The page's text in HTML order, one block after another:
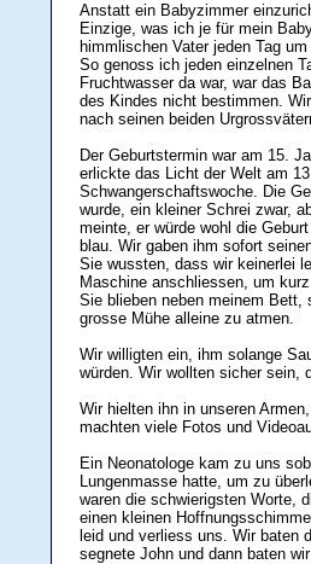
Anstatt ein Babyzimmer
Einzige, was ich je für mein
himmlischen Vater jeden Tag
So genoss ich jeden einzelnen
Fruchtwasser da war, war das
des Kindes nicht bestimmen.
nach seinen beiden
Der Geburtstermin war am 15.
erlickte das Licht der Welt am
Schwangerschaftswoche. Die
wurde, ein kleiner Schrei zwar,
meinte, er würde wohl die
blau. Wir gaben ihm sofort
Sie wussten, dass wir keinerlei
Maschine anschliessen, um
Sie blieben neben meinem Bett,
grosse Mühe alleine zu atmen.
Wir willigten ein, ihm solange
würden. Wir wollten sicher sein,
Wir hielten ihn in unseren
machten viele Fotos und
Ein Neonatologe kam zu uns
Lungenmasse hatte, um zu
waren die schwierigsten Worte,
einen kleinen
leid und verliess uns. Wir baten
segnete John und dann baten